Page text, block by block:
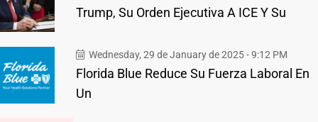
Trump, Su Orden Ejecutiva A ICE Y Su
Wednesday, 29 de January de 2025 - 9:12 PM
Florida Blue Reduce Su Fuerza Laboral En
Un